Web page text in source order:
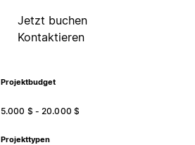
Jetzt buchen
Kontaktieren
Projektbudget
5.000 $ - 20.000 $
Projekttypen